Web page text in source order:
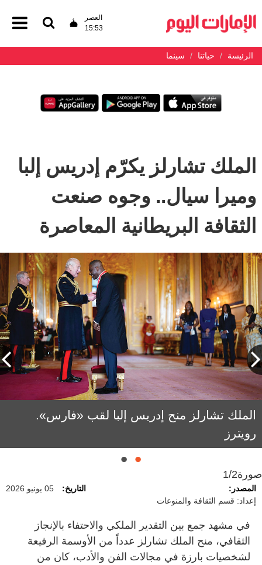
العصر
15:53
الرئيسة حياتنا سينما
الملك تشارلز يكرّم إدريس إلبا
وميرا سيال.. وجوه صنعت
الثقافة البريطانية المعاصرة
الملك تشارلز منح إدريس إلبا لقب «فارس».
رويترز
ميرا سيال من أكثر الشخصيات تأثيراًً في الثقافة
البريطانية. رويترز
صورة1/2
المصدر:
إعداد: قسم الثقافة والمنوعات
التاريخ: 05 يونيو 2026
في مشهد جمع بين التقدير الملكي والاحتفاء بالإنجاز
الثقافي، منح الملك تشارلز عدداً من الأوسمة الرفيعة
لشخصيات بارزة في مجالات الفن والأدب، كان من